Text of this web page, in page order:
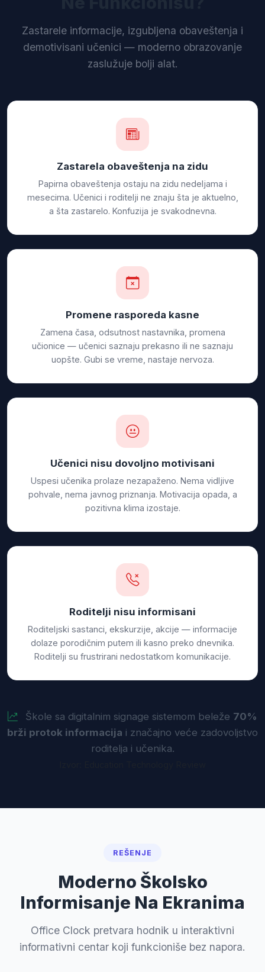
Zastarele informacije, izgubljena obaveštenja i
demotivisani učenici — moderno obrazovanje
zaslužuje bolji alat.
Zastarela obaveštenja na zidu
Papirna obaveštenja ostaju na zidu nedeljama i
mesecima. Učenici i roditelji ne znaju šta je aktuelno,
a šta zastarelo. Konfuzija je svakodnevna.
Promene rasporeda kasne
Zamena časa, odsutnost nastavnika, promena
učionice — učenici saznaju prekasno ili ne saznaju
uopšte. Gubi se vreme, nastaje nervoza.
Učenici nisu dovoljno motivisani
Uspesi učenika prolaze nezapaženo. Nema vidljive
pohvale, nema javnog priznanja. Motivacija opada, a
pozitivna klima izostaje.
Roditelji nisu informisani
Roditeljski sastanci, ekskurzije, akcije — informacije
dolaze porodičnim putem ili kasno preko dnevnika.
Roditelji su frustrirani nedostatkom komunikacije.
Škole sa digitalnim signage sistemom beleže 70%
brži protok informacija i značajno veće zadovoljstvo
roditelja i učenika.
REŠENJE
Moderno Školsko
Informisanje Na Ekranima
Office Clock pretvara hodnik u interaktivni
informativni centar koji funkcioniše bez napora.